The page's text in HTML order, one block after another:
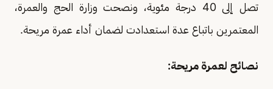
تصل إلى 40 درجة مئوية، ونصحت وزارة الحج والعمرة،
المعتمرين باتباع عدة استعدادت لضمان أداء عمرة مريحة.
نصائح لعمرة مريحة: